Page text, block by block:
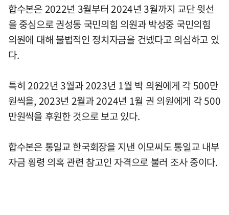
합수본은 2022년 3월부터 2024년 3월까지 교단 윗선
을 중심으로 권성동 국민의힘 의원과 박성중 국민의힘
의원에 대해 불법적인 정치자금을 건넸다고 의심하고 있
다.
특히 2022년 3월과 2023년 1월 박 의원에게 각 500만
원씩을, 2023년 2월과 2024년 1월 권 의원에게 각 500
만원씩을 후원한 것으로 보고 있다.
합수본은 통일교 한국회장을 지낸 이모씨도 통일교 내부
자금 횡령 의혹 관련 참고인 자격으로 불러 조사 중이다.